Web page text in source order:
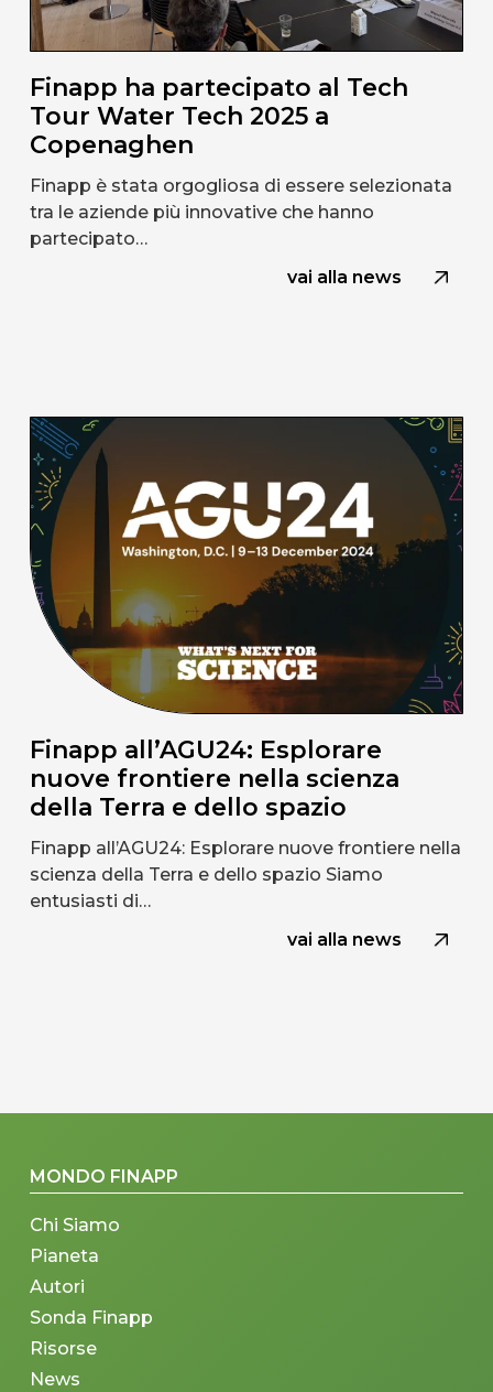
Finapp ha partecipato al Tech
Tour Water Tech 2025 a
Copenaghen
Finapp è stata orgogliosa di essere selezionata
tra le aziende più innovative che hanno
partecipato…
vai alla news
Finapp all’AGU24: Esplorare
nuove frontiere nella scienza
della Terra e dello spazio
Finapp all’AGU24: Esplorare nuove frontiere nella
scienza della Terra e dello spazio Siamo
entusiasti di…
vai alla news
MONDO FINAPP
Chi Siamo
Pianeta
Autori
Sonda Finapp
Risorse
News